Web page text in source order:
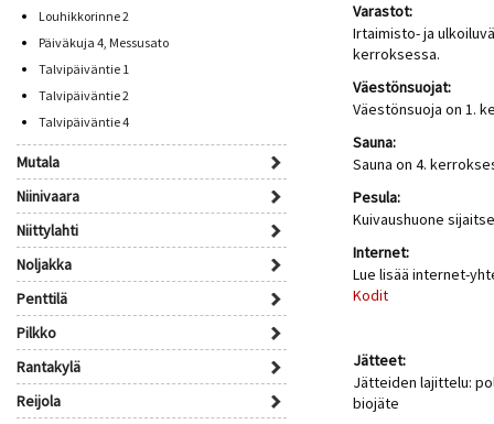
Louhikkorinne 2
Päiväkuja 4, Messusato
Talvipäiväntie 1
Talvipäiväntie 2
Talvipäiväntie 4
Mutala
Niinivaara
Niittylahti
Noljakka
Penttilä
Pilkko
Rantakylä
Reijola
Varastot:
Irtaimisto- ja
kerroksessa.
Väestönsuojat:
Väestönsuoja on 1.
Sauna:
Sauna on 4.
Pesula:
Kuivaushuone
Internet:
Lue lisää internet-
Kodit
Jätteet:
Jätteiden lajittelu:
biojäte